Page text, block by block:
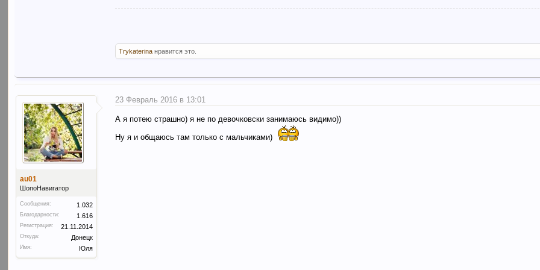
Trykaterina нравится это.
au01
ШопоНавигатор
Сообщения: 1.032
Благодарности: 1.616
Регистрация: 21.11.2014
Откуда: Донецк
Имя: Юля
23 Февраль 2016 в 13:01
А я потею страшно) я не по девочковски занимаюсь видимо))
Ну я и общаюсь там только с мальчиками)